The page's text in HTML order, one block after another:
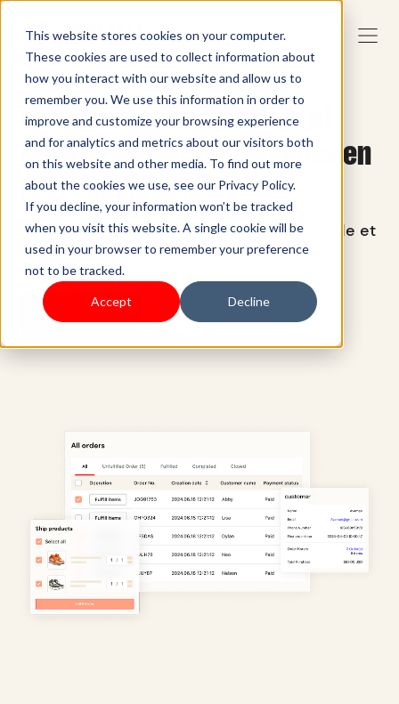
This website stores cookies on your computer.
These cookies are used to collect information about
how you interact with our website and allow us to
remember you. We use this information in order to
improve and customize your browsing experience
and for analytics and metrics about our visitors both
on this website and other media. To find out more
about the cookies we use, see our Privacy Policy.
If you decline, your information won’t be tracked
when you visit this website. A single cookie will be
used in your browser to remember your preference
not to be tracked.
Accept Decline
Automatiser l'expédition et
l'exécution des commandes en
toute simplicité
Rationalisez votre processus de commande et
d'exécution avec les outils puissants de
Shoplazza.
Commencer